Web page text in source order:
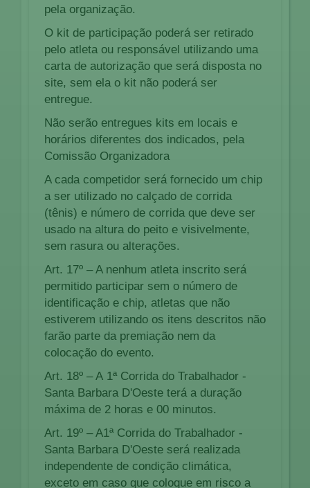
pela organização.
O kit de participação poderá ser retirado
pelo atleta ou responsável utilizando uma
carta de autorização que será disposta no
site, sem ela o kit não poderá ser
entregue.
Não serão entregues kits em locais e
horários diferentes dos indicados, pela
Comissão Organizadora
A cada competidor será fornecido um chip
a ser utilizado no calçado de corrida
(tênis) e número de corrida que deve ser
usado na altura do peito e visivelmente,
sem rasura ou alterações.
Art. 17º – A nenhum atleta inscrito será
permitido participar sem o número de
identificação e chip, atletas que não
estiverem utilizando os itens descritos não
farão parte da premiação nem da
colocação do evento.
Art. 18º – A 1ª Corrida do Trabalhador -
Santa Barbara D'Oeste terá a duração
máxima de 2 horas e 00 minutos.
Art. 19º – A1ª Corrida do Trabalhador -
Santa Barbara D'Oeste será realizada
independente de condição climática,
exceto em caso que coloque em risco a